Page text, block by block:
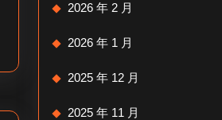
2026 年 2 月
2026 年 1 月
2025 年 12 月
2025 年 11 月